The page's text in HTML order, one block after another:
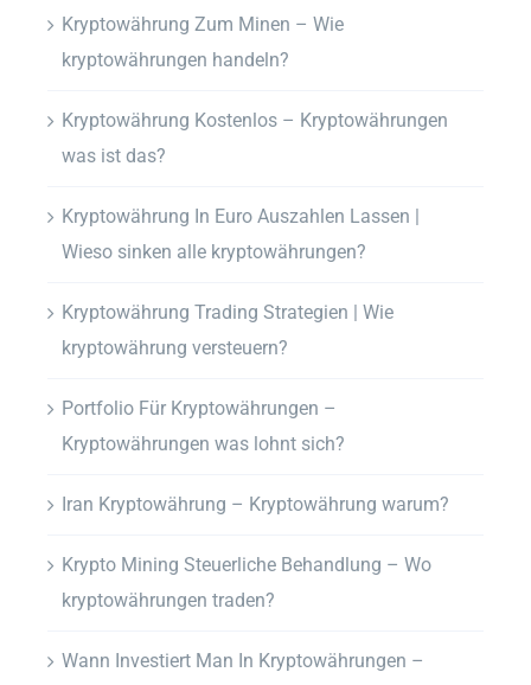
Kryptowährung Zum Minen – Wie
kryptowährungen handeln?
Kryptowährung Kostenlos – Kryptowährungen
was ist das?
Kryptowährung In Euro Auszahlen Lassen |
Wieso sinken alle kryptowährungen?
Kryptowährung Trading Strategien | Wie
kryptowährung versteuern?
Portfolio Für Kryptowährungen –
Kryptowährungen was lohnt sich?
Iran Kryptowährung – Kryptowährung warum?
Krypto Mining Steuerliche Behandlung – Wo
kryptowährungen traden?
Wann Investiert Man In Kryptowährungen –